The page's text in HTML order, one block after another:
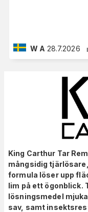
W A 28.7.2026
King Carthur Tar
mångsidig
formula löser upp
lim på ett ögonblick.
lösningsmedel
sav, samt